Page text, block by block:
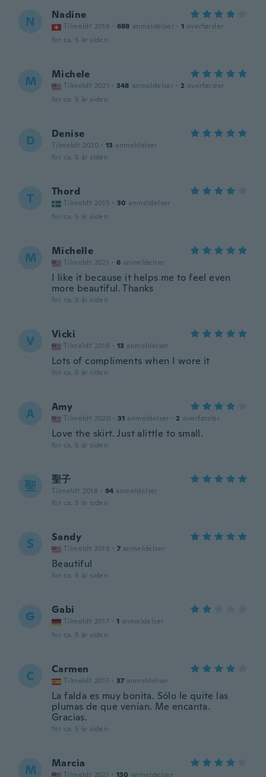
N Nadine
Tilmeldt 2016 · 688 anmeldelser · 1 overførsler
for ca. 5 år siden
M Michele
Tilmeldt 2021 · 348 anmeldelser · 2 overførsler
for ca. 5 år siden
D Denise
Tilmeldt 2020 · 13 anmeldelser
for ca. 5 år siden
T Thord
Tilmeldt 2015 · 30 anmeldelser
for ca. 5 år siden
M Michelle
Tilmeldt 2021 · 6 anmeldelser
I like it because it helps me to feel even
more beautiful. Thanks
for ca. 5 år siden
V Vicki
Tilmeldt 2016 · 13 anmeldelser
Lots of compliments when I wore it
for ca. 5 år siden
A Amy
Tilmeldt 2020 · 31 anmeldelser · 2 overførsler
Love the skirt. Just alittle to small.
for ca. 5 år siden
聖 聖子
Tilmeldt 2018 · 94 anmeldelser
for ca. 5 år siden
S Sandy
Tilmeldt 2018 · 7 anmeldelser
Beautiful
for ca. 5 år siden
G Gabi
Tilmeldt 2017 · 1 anmeldelser
for ca. 5 år siden
C Carmen
Tilmeldt 2017 · 37 anmeldelser
La falda es muy bonita. Sólo le quite las
plumas de que venían. Me encanta.
Gracias.
for ca. 5 år siden
M Marcia
Tilmeldt 2021 · 130 anmeldelser